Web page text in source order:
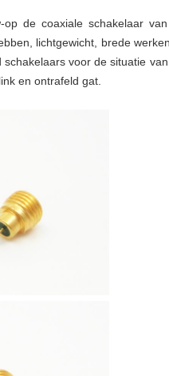
op de coaxiale schakelaar
lichtgewicht, brede
voor de situatie
en ontrafeld gat.